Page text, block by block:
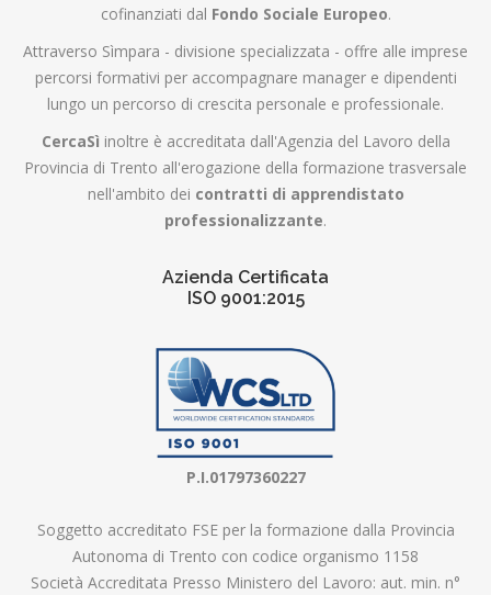
cofinanziati dal Fondo Sociale Europeo.
Attraverso Sìmpara - divisione specializzata - offre alle imprese
percorsi formativi per accompagnare manager e dipendenti
lungo un percorso di crescita personale e professionale.
CercaSì inoltre è accreditata dall'Agenzia del Lavoro della
Provincia di Trento all'erogazione della formazione trasversale
nell'ambito dei contratti di apprendistato
professionalizzante.
Azienda Certificata
ISO 9001:2015
P.I.01797360227
Soggetto accreditato FSE per la formazione dalla Provincia
Autonoma di Trento con codice organismo 1158
Società Accreditata Presso Ministero del Lavoro: aut. min. n°